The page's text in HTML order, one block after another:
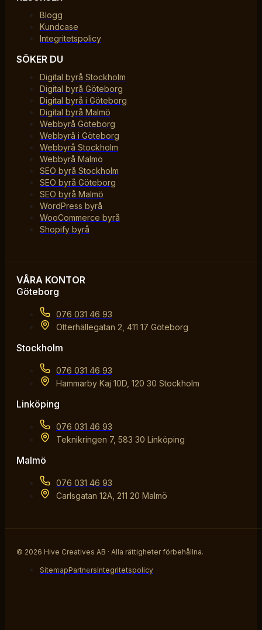
Blogg
Kundcase
Integritetspolicy
SÖKER DU
Digital byrå Stockholm
Digital byrå Göteborg
Digital byrå i Göteborg
Digital byrå Malmö
Webbyrå Göteborg
Webbyrå i Göteborg
Webbyrå Stockholm
Webbyrå Malmö
SEO byrå Stockholm
SEO byrå Göteborg
SEO byrå Malmö
WordPress byrå
WooCommerce byrå
Shopify byrå
VÅRA KONTOR
Göteborg
076 031 46 93
Otterhällegatan 2, 411 17 Göteborg
Stockholm
076 031 46 93
Hammarby Kaj 10D, 120 30 Stockholm
Linköping
076 031 46 93
Teknikringen 7, 583 30 Linköping
Malmö
076 031 46 93
Carlsgatan 12A, 211 20 Malmö
© 2026 Hive Creatives AB · Alla rättigheter förbehållna.
SitemapPartnersIntegritetspolicy